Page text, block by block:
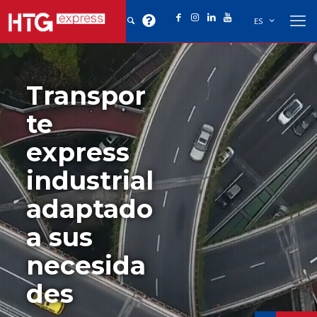
ES
Transpor
te
express
industrial
adaptado
a sus
necesida
des